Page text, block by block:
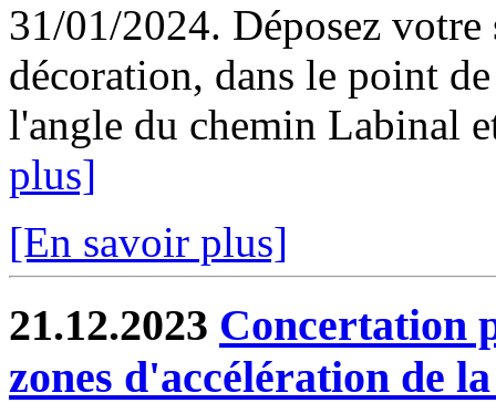
31/01/2024. Déposez votre
décoration, dans le point
l'angle du chemin Labinal
plus]
[En savoir plus]
21.12.2023 Concertation
zones d'accélération de